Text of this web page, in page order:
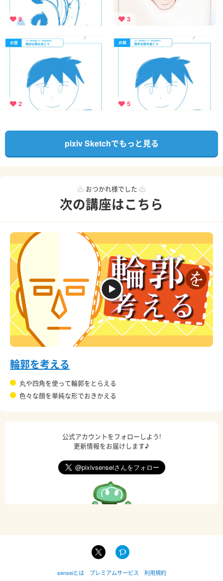
9 3
2 5
pixiv Sketchでもっと見る
おつかれ様でした
次の講座はこちら
輪郭を考える
丸や四角を使って輪郭をとらえる
色々な顔を単純な形でおきかえる
公式アカウントをフォローしよう!
更新情報をお届けします♪
senseiとは プレミアムサービス 利用規約